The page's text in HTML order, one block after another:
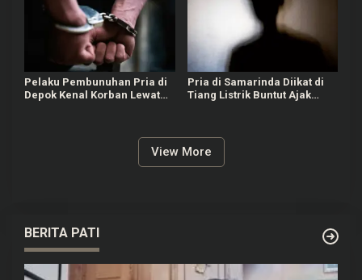
Pelaku Pembunuhan Pria di
Depok Kenal Korban Lewat
Pria di Samarinda Diikat di
Tiang Listrik Buntut Ajak
View More
BERITA PATI